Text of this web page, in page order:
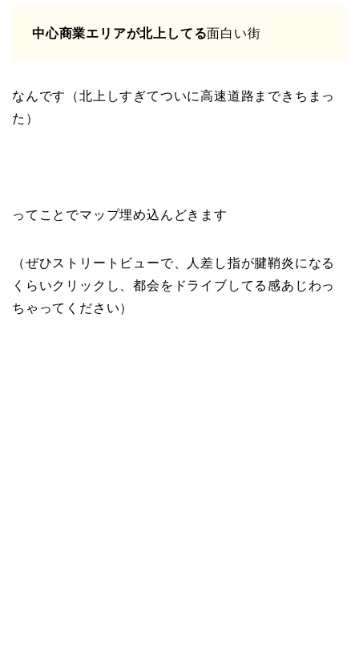
中心商業エリアが北上してる面白い街
なんです（北上しすぎてついに高速道路まできちまっ
た）
ってことでマップ埋め込んどきます
（ぜひストリートビューで、人差し指が腱鞘炎になる
くらいクリックし、都会をドライブしてる感あじわっ
ちゃってください）